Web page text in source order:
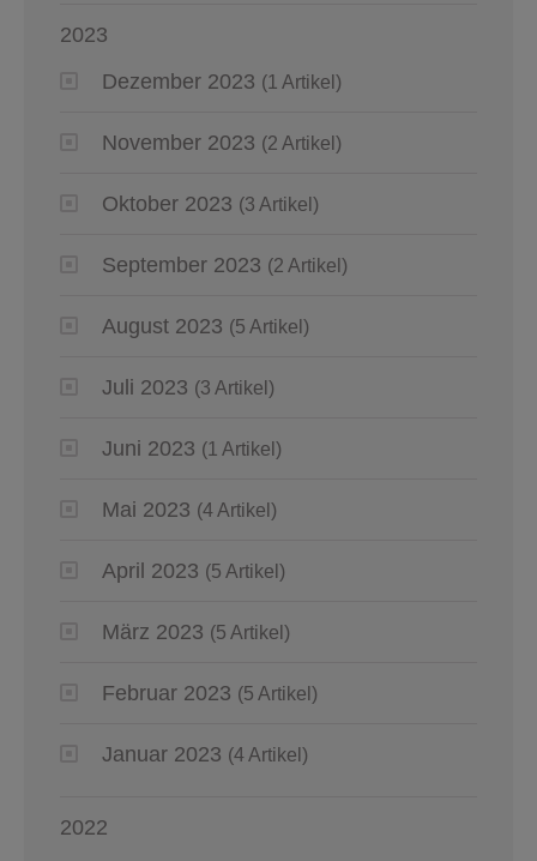
2023
Dezember 2023 (1 Artikel)
November 2023 (2 Artikel)
Oktober 2023 (3 Artikel)
September 2023 (2 Artikel)
August 2023 (5 Artikel)
Juli 2023 (3 Artikel)
Juni 2023 (1 Artikel)
Mai 2023 (4 Artikel)
April 2023 (5 Artikel)
März 2023 (5 Artikel)
Februar 2023 (5 Artikel)
Januar 2023 (4 Artikel)
2022